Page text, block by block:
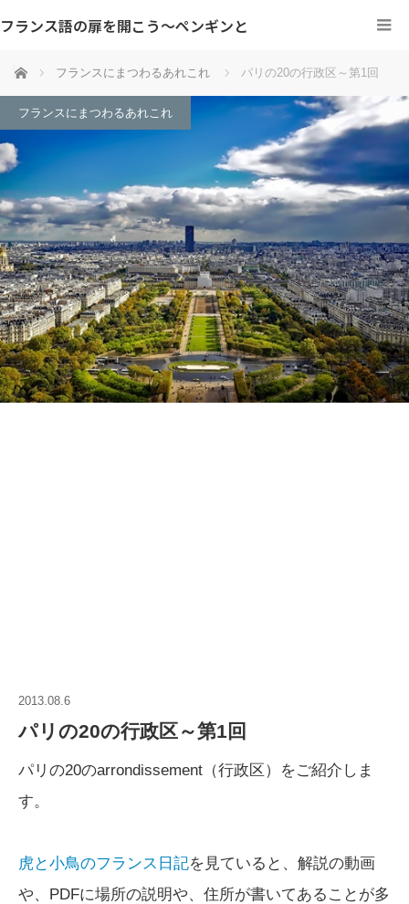
フランス語の扉を開こう～ペンギンと
ホーム フランスにまつわるあれこれ パリの20の行政区～第1回
フランスにまつわるあれこれ
2013.08.6
パリの20の行政区～第1回
パリの20のarrondissement（行政区）をご紹介しま
す。
虎と小鳥のフランス日記を見ていると、解説の動画
や、PDFに場所の説明や、住所が書いてあることが多